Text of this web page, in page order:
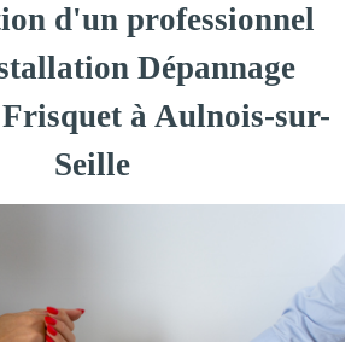
d'un professionnel
Dépannage
à Aulnois-sur-
Seille